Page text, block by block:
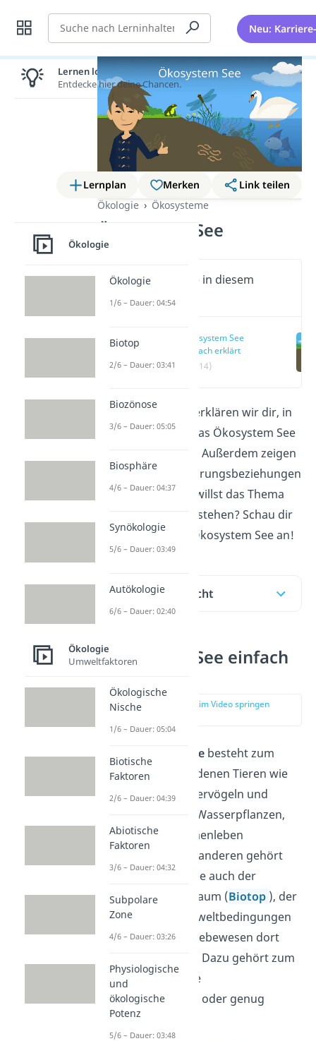
Suche Neu:
Lernplan Merken
Link teilen
Ökologie
Ökosysteme
Ökosystem See
Wichtige Inhalte in diesem
Video
Ökosystem See
einfach erklärt
(00:14)
In diesem Beitrag erklären wir dir, in
welche Zonen du das Ökosystem See
unterteilen kannst. Außerdem zeigen
wir dir, welche Nahrungsbeziehungen
es im See gibt. Du willst das Thema
noch einfacher verstehen? Schau dir
unserVideo zum Ökosystem See an!
Inhaltsübersicht
Ökosystem See einfach
zur Stelle im Video springen
Ökosystem See besteht zum
einen aus verschiedenen Tieren wie
Fischen oder Wasservögeln und
unterschiedlichen Wasserpflanzen,
die im See zusammenleben
). Zum anderen gehört
zum Ökosystem See auch der
unbelebte Lebensraum (Biotop ), der
die passenden Umweltbedingungen
schafft, damit die Lebewesen dort
überleben können. Dazu gehört zum
Beispiel die richtige
Wassertemperatur oder genug
Sonnenlicht.
Lernen lohnt sich!
Entdecke hier deine Chancen.
Ökologie
Ökologie
1/6 – Dauer: 04:54
Biotop
2/6 – Dauer: 03:41
Biozönose
3/6 – Dauer: 05:05
Biosphäre
4/6 – Dauer: 04:37
Synökologie
5/6 – Dauer: 03:49
Autökologie
6/6 – Dauer: 02:40
Ökologie
Umweltfaktoren
Ökologische
Nische
1/6 – Dauer: 05:04
Biotische
Faktoren
2/6 – Dauer: 04:39
Abiotische
Faktoren
3/6 – Dauer: 04:32
Subpolare
Zone
4/6 – Dauer: 03:26
Physiologische
und
ökologische
Potenz
5/6 – Dauer: 03:48